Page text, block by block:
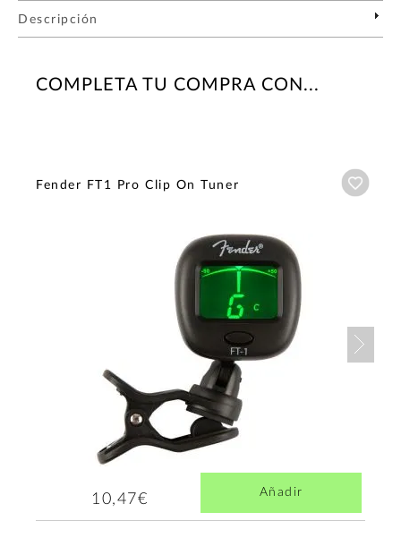
Descripción
COMPLETA TU COMPRA CON...
Fender FT1 Pro Clip On Tuner
10,47€ Añadir